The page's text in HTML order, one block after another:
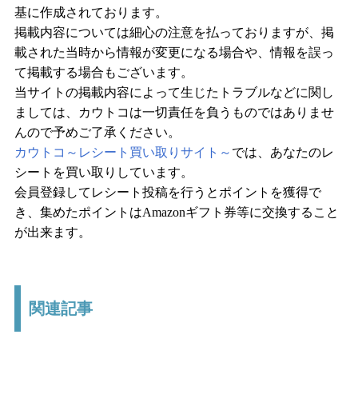
基に作成されております。
掲載内容については細心の注意を払っておりますが、掲
載された当時から情報が変更になる場合や、情報を誤っ
て掲載する場合もございます。
当サイトの掲載内容によって生じたトラブルなどに関し
ましては、カウトコは一切責任を負うものではありませ
んので予めご了承ください。
カウトコ～レシート買い取りサイト～ では、あなたのレ
シートを買い取りしています。
会員登録してレシート投稿を行うとポイントを獲得で
き、集めたポイントはAmazonギフト券等に交換すること
が出来ます。
関連記事